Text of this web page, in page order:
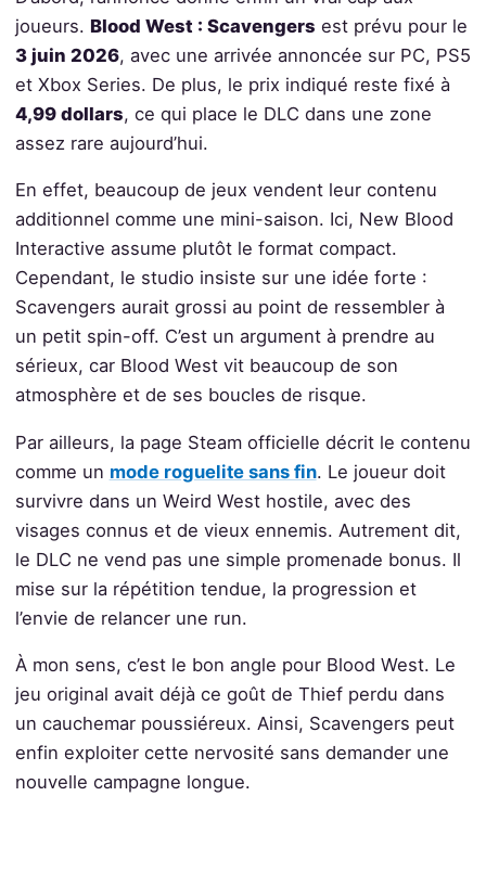
joueurs. Blood West : Scavengers est prévu pour le
3 juin 2026, avec une arrivée annoncée sur PC, PS5
et Xbox Series. De plus, le prix indiqué reste fixé à
4,99 dollars, ce qui place le DLC dans une zone
assez rare aujourd’hui.
En effet, beaucoup de jeux vendent leur contenu
additionnel comme une mini-saison. Ici, New Blood
Interactive assume plutôt le format compact.
Cependant, le studio insiste sur une idée forte :
Scavengers aurait grossi au point de ressembler à
un petit spin-off. C’est un argument à prendre au
sérieux, car Blood West vit beaucoup de son
atmosphère et de ses boucles de risque.
Par ailleurs, la page Steam officielle décrit le contenu
comme un mode roguelite sans fin. Le joueur doit
survivre dans un Weird West hostile, avec des
visages connus et de vieux ennemis. Autrement dit,
le DLC ne vend pas une simple promenade bonus. Il
mise sur la répétition tendue, la progression et
l’envie de relancer une run.
À mon sens, c’est le bon angle pour Blood West. Le
jeu original avait déjà ce goût de Thief perdu dans
un cauchemar poussiéreux. Ainsi, Scavengers peut
enfin exploiter cette nervosité sans demander une
nouvelle campagne longue.